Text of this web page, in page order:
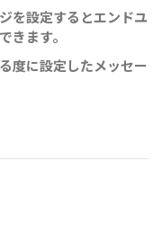
を設定するとエンドユ
きます。
度に設定したメッセー